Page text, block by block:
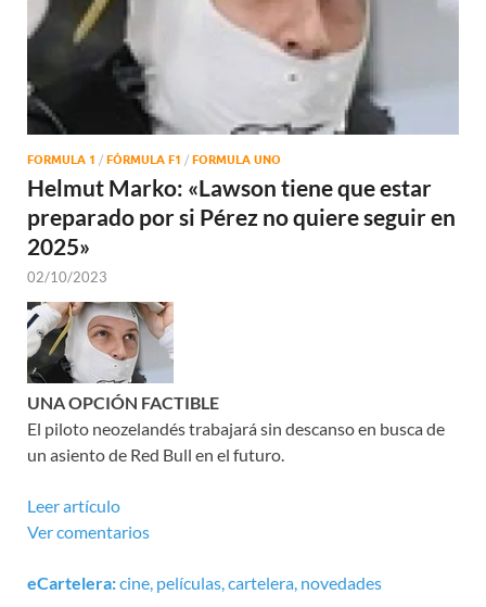
FORMULA 1 / FÓRMULA F1 / FORMULA UNO
Helmut Marko: «Lawson tiene que estar
preparado por si Pérez no quiere seguir en
2025»
02/10/2023
UNA OPCIÓN FACTIBLE
El piloto neozelandés trabajará sin descanso en busca de
un asiento de Red Bull en el futuro.
Leer artículo
Ver comentarios
eCartelera:cine, películas, cartelera, novedades